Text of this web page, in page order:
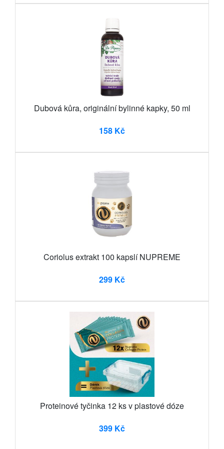
Dubová kůra, originální bylinné kapky, 50 ml
158 Kč
Coriolus extrakt 100 kapslí NUPREME
299 Kč
Proteinové tyčinka 12 ks v plastové dóze
399 Kč